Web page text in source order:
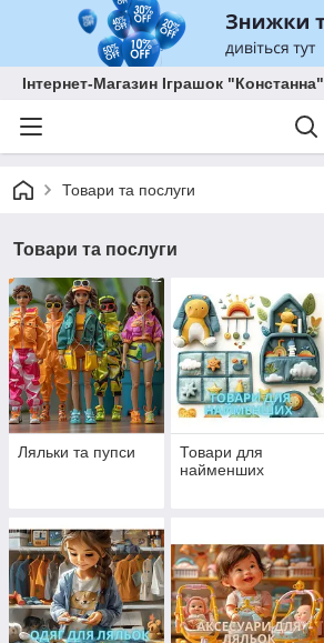
Інтернет-Магазин Іграшок "Констанна"
Товари та послуги
Товари та послуги
Ляльки та пупси
Товари для
найменших